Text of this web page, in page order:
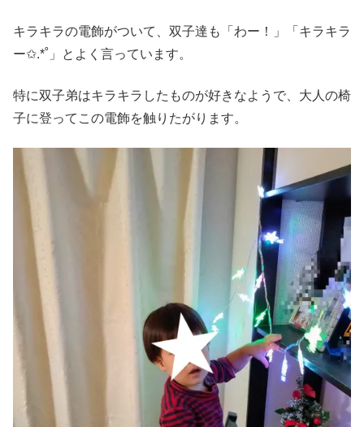
キラキラの電飾がついて、双子達も「わー！」「キラキラ
ー✩.*˚」とよく言っています。
特に双子弟はキラキラしたものが好きなようで、大人の椅
子に登ってこの電飾を触りたがります。